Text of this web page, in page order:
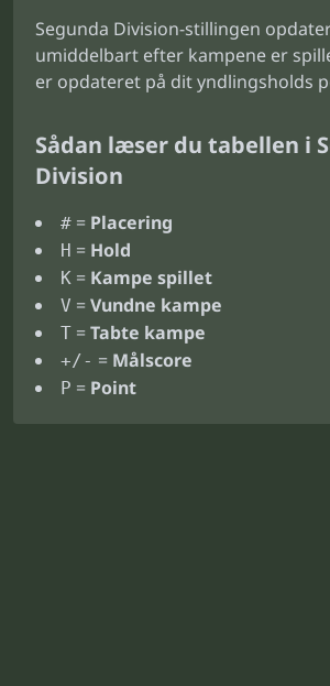
Segunda Division-stillingen
umiddelbart efter kampene er
er opdateret på dit yndlingsholds
Sådan læser du tabellen i
Division
# = Placering
H = Hold
K = Kampe spillet
V =Vundne kampe
T =Tabte kampe
+/- = Målscore
P = Point